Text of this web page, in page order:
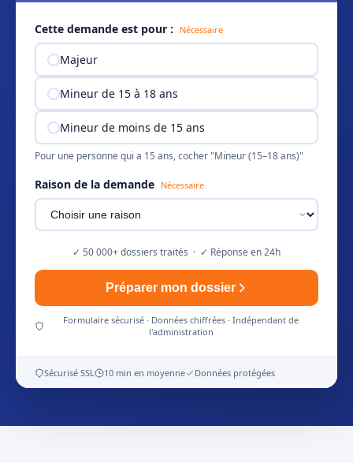
Cette demande est pour : Nécessaire
Majeur
Mineur de 15 à 18 ans
Mineur de moins de 15 ans
Pour une personne qui a 15 ans, cocher "Mineur (15–18 ans)"
Raison de la demande Nécessaire
✓ 50 000+ dossiers traités · ✓ Réponse en 24h
Préparer mon dossier
Formulaire sécurisé · Données chiffrées · Indépendant de
l'administration
Sécurisé SSL 10 min en moyenne Données protégées